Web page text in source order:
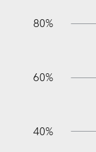
80%
60%
40%